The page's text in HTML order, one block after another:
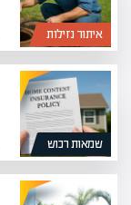
איתור נזילות
שמאות רכוש